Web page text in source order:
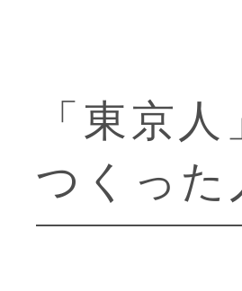
刊行物
取扱
「東京
つくっ